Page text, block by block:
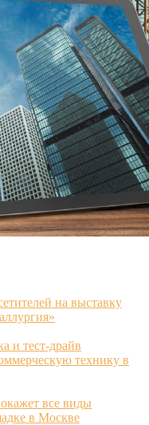
на выставку
и тест-драйв
технику в
все виды
в Москве